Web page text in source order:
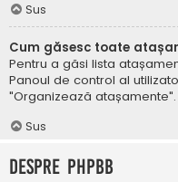
Sus
Cum găsesc toate
Pentru a găsi lista
Panoul de control al
"Organizează atașamente".
Sus
Despre phpBB